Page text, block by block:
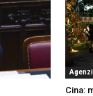
Cina: